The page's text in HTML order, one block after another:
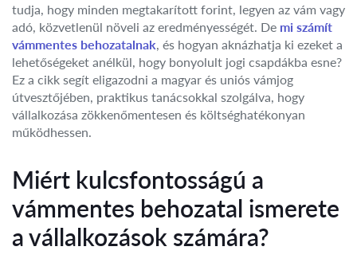
tudja, hogy minden megtakarított forint, legyen az vám vagy
adó, közvetlenül növeli az eredményességét. De mi számít
vámmentes behozatalnak, és hogyan aknázhatja ki ezeket a
lehetőségeket anélkül, hogy bonyolult jogi csapdákba esne?
Ez a cikk segít eligazodni a magyar és uniós vámjog
útvesztőjében, praktikus tanácsokkal szolgálva, hogy
vállalkozása zökkenőmentesen és költséghatékonyan
működhessen.
Miért kulcsfontosságú a
vámmentes behozatal ismerete
a vállalkozások számára?